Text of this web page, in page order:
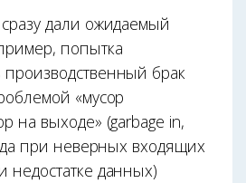
дали ожидаемый
попытка
производственный брак
«мусор
на выходе» (garbage in,
при неверных входящих
данных)